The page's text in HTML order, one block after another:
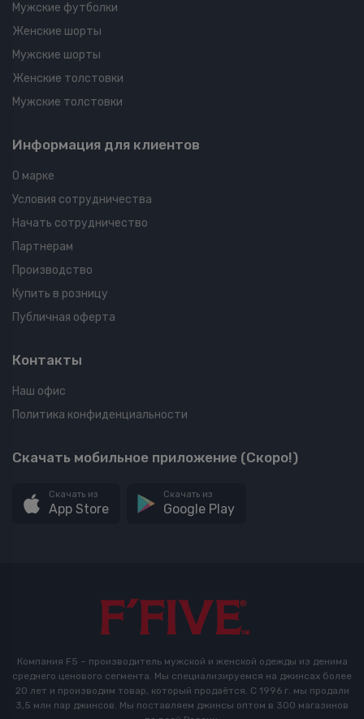
Мужские футболки
Женские шорты
Мужские шорты
Женские толстовки
Мужские толстовки
Информация для клиентов
О марке
Условия сотрудничества
Начать сотрудничество
Партнерам
Производство
Купить в розницу
Публичная оферта
Контакты
Наш офис
Политика конфиденциальности
Скачать мобильное приложение (Скоро!)
Скачать из
App Store
Скачать из
Google Play
Компания F5 – производитель мужской и женской одежды из денима
среднего ценового сегмента. Мы специализируемся на джинсах более
20 лет и производим товар, который продаётся. С 1996 г. мы продали
3,5 млн пар джинсов. Мы поставляем джинсы оптом в 300 магазинов